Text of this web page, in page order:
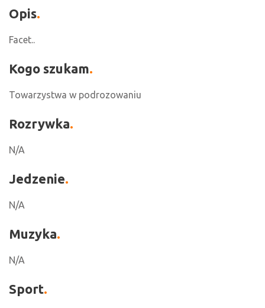
Opis
Facet..
Kogo szukam
Towarzystwa w podrozowaniu
Rozrywka
N/A
Jedzenie
N/A
Muzyka
N/A
Sport